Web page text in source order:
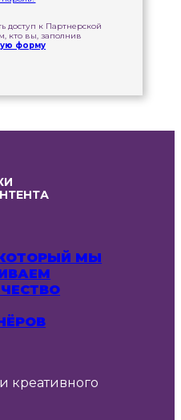
доступ к Партнерской
кто вы, заполнив
форму
МЫ